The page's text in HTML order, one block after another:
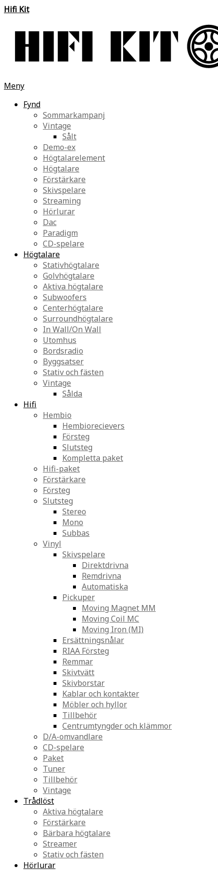
Hifi Kit
Meny
Fynd
Sommarkampanj
Vintage
Sålt
Demo-ex
Högtalarelement
Högtalare
Förstärkare
Skivspelare
Streaming
Hörlurar
Dac
Paradigm
CD-spelare
Högtalare
Stativhögtalare
Golvhögtalare
Aktiva högtalare
Subwoofers
Centerhögtalare
Surroundhögtalare
In Wall/On Wall
Utomhus
Bordsradio
Byggsatser
Stativ och fästen
Vintage
Sålda
Hifi
Hembio
Hembiorecievers
Försteg
Slutsteg
Kompletta paket
Hifi-paket
Förstärkare
Försteg
Slutsteg
Stereo
Mono
Subbas
Vinyl
Skivspelare
Direktdrivna
Remdrivna
Automatiska
Pickuper
Moving Magnet MM
Moving Coil MC
Moving Iron (MI)
Ersättningsnålar
RIAA Försteg
Remmar
Skivtvätt
Skivborstar
Kablar och kontakter
Möbler och hyllor
Tillbehör
Centrumtyngder och klämmor
D/A-omvandlare
CD-spelare
Paket
Tuner
Tillbehör
Vintage
Trådlöst
Aktiva högtalare
Förstärkare
Bärbara högtalare
Streamer
Stativ och fästen
Hörlurar